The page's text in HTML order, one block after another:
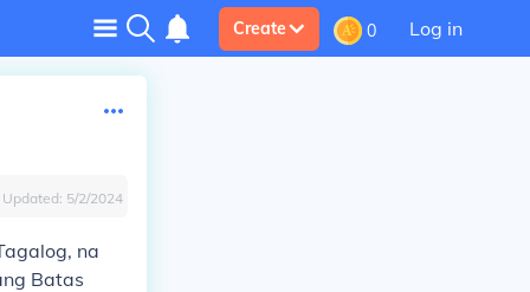
Create 0 Log in
Updated: 5/2/2024
na
Batas